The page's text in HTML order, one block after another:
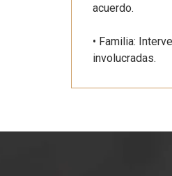
acuerdo.
• Familia:
involucradas.